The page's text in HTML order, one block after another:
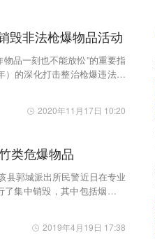
毁非法枪爆物品活动
品一刻也不能放忪”的重要指
）的深化打击整治枪爆违法犯
2020年11月17日 10:20
类危爆物品
县郭城派出所民警近日在专业
集中销毁，其中包括烟花石
2019年4月19日 17:38